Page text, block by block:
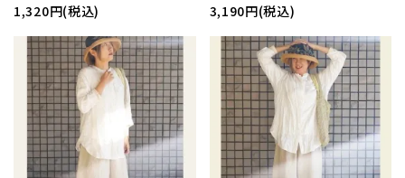
1,320円(税込)
3,190円(税込)